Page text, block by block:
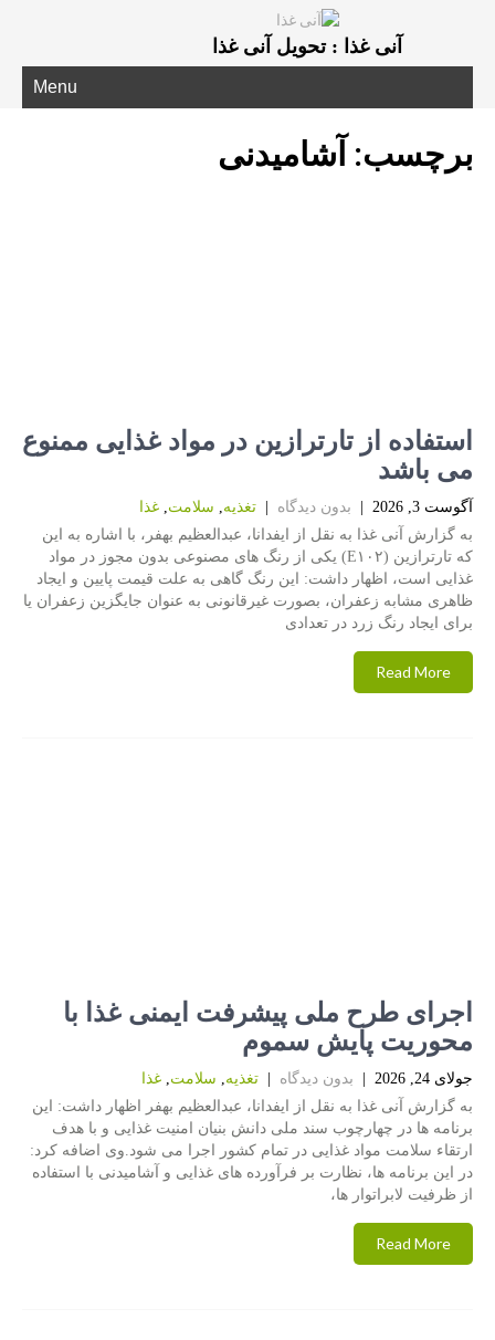
آنی غذا : تحویل آنی غذا
Menu
برچسب: آشامیدنی
استفاده از تارترازین در مواد غذایی ممنوع
می باشد
آگوست 3, 2026 | بدون دیدگاه تغذیه, سلامت, غذا
به گزارش آنی غذا به نقل از ایفدانا، عبدالعظیم بهفر، با اشاره به این
که تارترازین (E۱۰۲) یکی از رنگ های مصنوعی بدون مجوز در مواد
غذایی است، اظهار داشت: این رنگ گاهی به علت قیمت پایین و ایجاد
ظاهری مشابه زعفران، بصورت غیرقانونی به عنوان جایگزین زعفران یا
برای ایجاد رنگ زرد در تعدادی
Read More
اجرای طرح ملی پیشرفت ایمنی غذا با
محوریت پایش سموم
جولای 24, 2026 | بدون دیدگاه تغذیه, سلامت, غذا
به گزارش آنی غذا به نقل از ایفدانا، عبدالعظیم بهفر اظهار داشت: این
برنامه ها در چهارچوب سند ملی دانش بنیان امنیت غذایی و با هدف
ارتقاء سلامت مواد غذایی در تمام کشور اجرا می شود.وی اضافه کرد:
در این برنامه ها، نظارت بر فرآورده های غذایی و آشامیدنی با استفاده
از ظرفیت لابراتوار ها،
Read More